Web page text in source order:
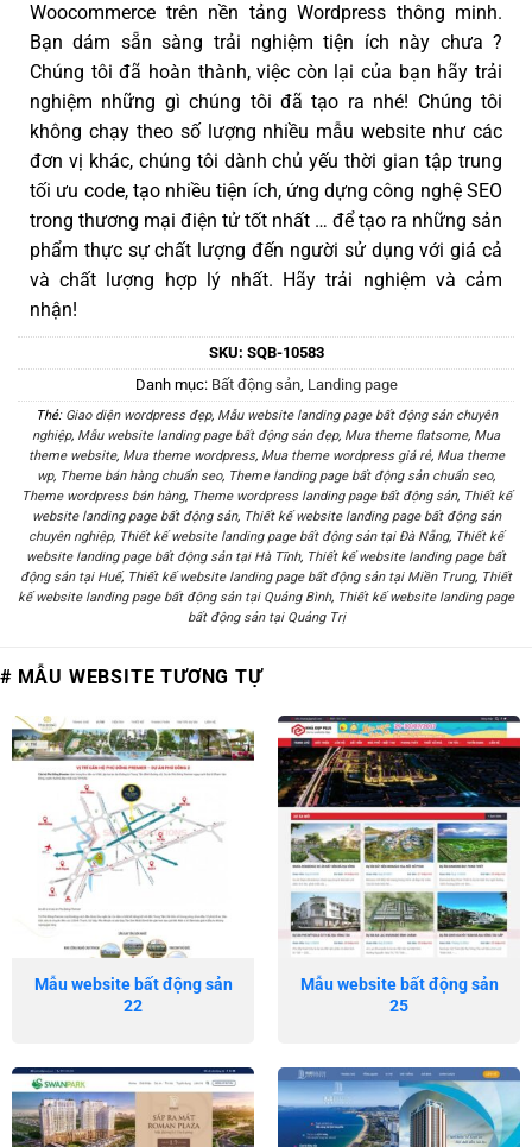
Woocommerce trên nền tảng Wordpress thông minh.
Bạn dám sẵn sàng trải nghiệm tiện ích này chưa ?
Chúng tôi đã hoàn thành, việc còn lại của bạn hãy trải
nghiệm những gì chúng tôi đã tạo ra nhé! Chúng tôi
không chạy theo số lượng nhiều mẫu website như các
đơn vị khác, chúng tôi dành chủ yếu thời gian tập trung
tối ưu code, tạo nhiều tiện ích, ứng dựng công nghệ SEO
trong thương mại điện tử tốt nhất … để tạo ra những sản
phẩm thực sự chất lượng đến người sử dụng với giá cả
và chất lượng hợp lý nhất. Hãy trải nghiệm và cảm
nhận!
SKU: SQB-10583
Danh mục: Bất động sản, Landing page
Thẻ: Giao diện wordpress đẹp, Mẫu website landing page bất động sản chuyên
nghiệp, Mẫu website landing page bất động sản đẹp, Mua theme flatsome, Mua
theme website, Mua theme wordpress, Mua theme wordpress giá rẻ, Mua theme
wp, Theme bán hàng chuẩn seo, Theme landing page bất động sản chuẩn seo,
Theme wordpress bán hàng, Theme wordpress landing page bất động sản, Thiết kế
website landing page bất động sản, Thiết kế website landing page bất động sản
chuyên nghiệp, Thiết kế website landing page bất động sản tại Đà Nẵng, Thiết kế
website landing page bất động sản tại Hà Tĩnh, Thiết kế website landing page bất
động sản tại Huế, Thiết kế website landing page bất động sản tại Miền Trung, Thiết
kế website landing page bất động sản tại Quảng Bình, Thiết kế website landing page
bất động sản tại Quảng Trị
# MẪU WEBSITE TƯƠNG TỰ
Mẫu website bất động sản
22
Mẫu website bất động sản
25